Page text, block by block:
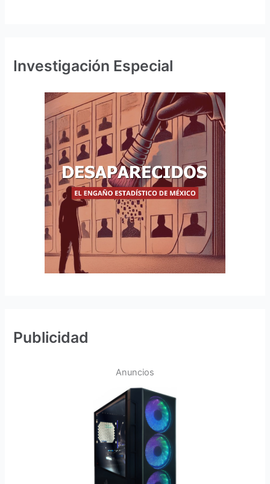
Investigación Especial
Publicidad
Anuncios